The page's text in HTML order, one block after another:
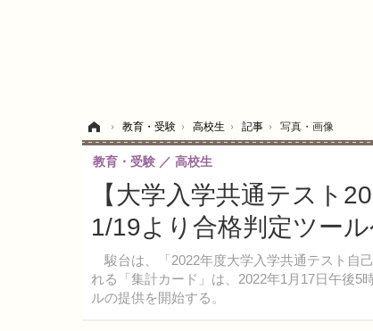
› 教育・受験 › 高校生 › 記事 › 写真・画像
【大学入学共通テスト
1/19より合格判定ツー
駿台は、「2022年度大学入学共通テスト自
れる「集計カード」は、2022年1月17日午後5
ルの提供を開始する。
教育・受験 高校生